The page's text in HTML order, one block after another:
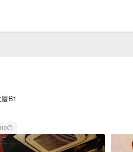
B1